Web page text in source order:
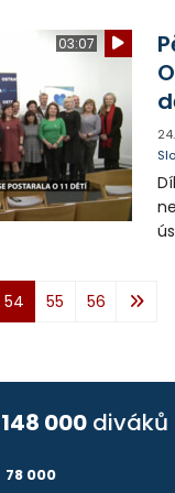
03:07
54 55 56
148 000 diváků
78 000